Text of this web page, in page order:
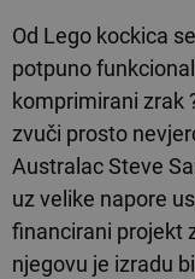
Od Lego kockica
potpuno
komprimirani zrak
zvuči prosto
Australac Steve
uz velike napore
financirani projekt
njegovu je izradu